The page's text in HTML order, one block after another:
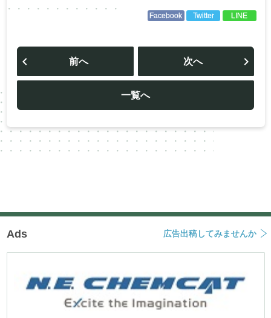
Facebook Twitter LINE
投
ビ
ー
シ
ョ
前へ
一覧へ
次へ
Ads 広告出稿してみませんか